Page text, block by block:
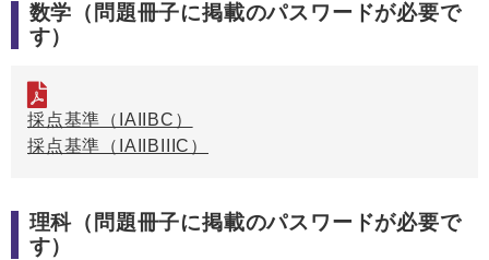
数学（問題冊子に掲載のパスワードが必要で
す）
採点基準（IAIIBC）
採点基準（IAIIBIIIC）
理科（問題冊子に掲載のパスワードが必要で
す）